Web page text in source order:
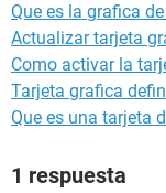
Que es la grafica
Actualizar tarjeta
Como activar la
Tarjeta grafica
Que es una tarjeta
1 respuesta